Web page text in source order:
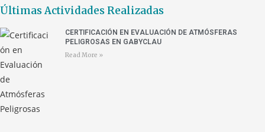
Últimas Actividades Realizadas
CERTIFICACIÓN EN EVALUACIÓN DE ATMÓSFERAS
PELIGROSAS EN GABYCLAU
Read More »